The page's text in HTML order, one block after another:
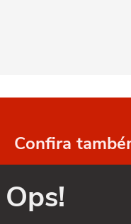
Confira
Ops!